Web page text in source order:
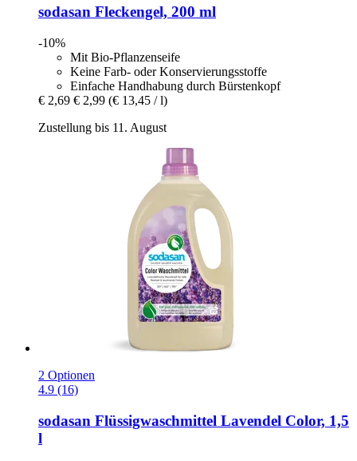
sodasan Fleckengel, 200 ml
-10%
Mit Bio-Pflanzenseife
Keine Farb- oder Konservierungsstoffe
Einfache Handhabung durch Bürstenkopf
€ 2,69 € 2,99 (€ 13,45 / l)
Zustellung bis 11. August
2 Optionen
4.9 (16)
sodasan Flüssigwaschmittel Lavendel Color, 1,5
l